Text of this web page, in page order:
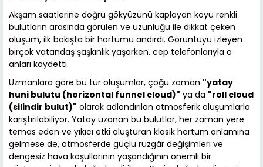
Akşam saatlerine doğru gökyüzünü kaplayan koyu renkli
bulutların arasında görülen ve uzunluğu ile dikkat çeken
oluşum, ilk bakışta bir hortumu andırdı. Görüntüyü izleyen
birçok vatandaş şaşkınlık yaşarken, cep telefonlarıyla o
anları kaydetti.
Uzmanlara göre bu tür oluşumlar, çoğu zaman "yatay
huni bulutu (horizontal funnel cloud)" ya da "roll cloud
(silindir bulut)" olarak adlandırılan atmosferik oluşumlarla
karıştırılabiliyor. Yatay uzanan bu bulutlar, her zaman yere
temas eden ve yıkıcı etki oluşturan klasik hortum anlamına
gelmese de, atmosferde güçlü rüzgâr değişimleri ve
dengesiz hava koşullarının yaşandığının önemli bir